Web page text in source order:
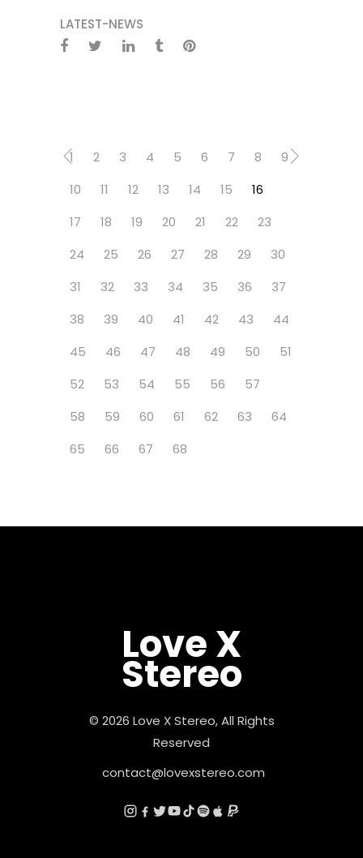
LATEST-NEWS
1 2 3 4 5 6 7 8
9
10
11 12 13 14 15
16
17
18 19 20 21 22
23
24
25 26 27 28 29
30
31
32 33 34 35 36
37
38
39 40 41 42 43
44
45
46 47 48 49 50
51
52
53 54 55 56
57
58
59 60 61 62 63
64
65
66 67 68
Love X
Stereo
© 2026 Love X Stereo, All Rights
Reserved
contact@lovexstereo.com